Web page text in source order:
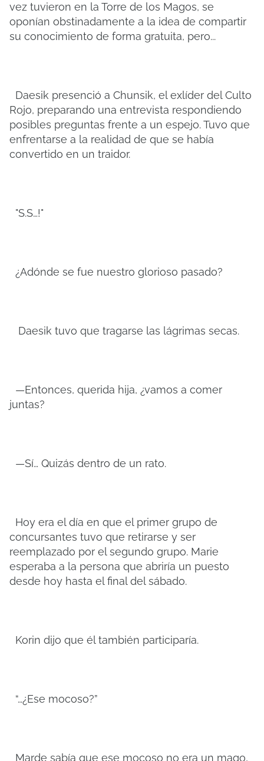
vez tuvieron en la Torre de los Magos, se
oponían obstinadamente a la idea de compartir
su conocimiento de forma gratuita, pero...
Daesik presenció a Chunsik, el exlíder del Culto
Rojo, preparando una entrevista respondiendo
posibles preguntas frente a un espejo. Tuvo que
enfrentarse a la realidad de que se había
convertido en un traidor.
"S.S…!"
¿Adónde se fue nuestro glorioso pasado?
Daesik tuvo que tragarse las lágrimas secas.
—Entonces, querida hija, ¿vamos a comer
juntas?
—Sí… Quizás dentro de un rato.
Hoy era el día en que el primer grupo de
concursantes tuvo que retirarse y ser
reemplazado por el segundo grupo. Marie
esperaba a la persona que abriría un puesto
desde hoy hasta el final del sábado.
Korin dijo que él también participaría.
“…¿Ese mocoso?”
Marde sabía que ese mocoso no era un mago,